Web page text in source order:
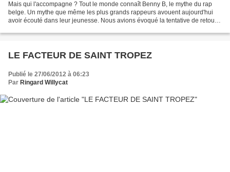
Mais qui l'accompagne ? Tout le monde connaît Benny B, le mythe du rap
belge. Un mythe que même les plus grands rappeurs avouent aujourd'hui
avoir écouté dans leur jeunesse. Nous avions évoqué la tentative de retour
LE FACTEUR DE SAINT TROPEZ
Publié le 27/06/2012 à 06:23
Par Ringard Willycat